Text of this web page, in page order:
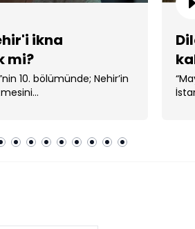
ikna
mi?
10. bölümünde; Nehir’in